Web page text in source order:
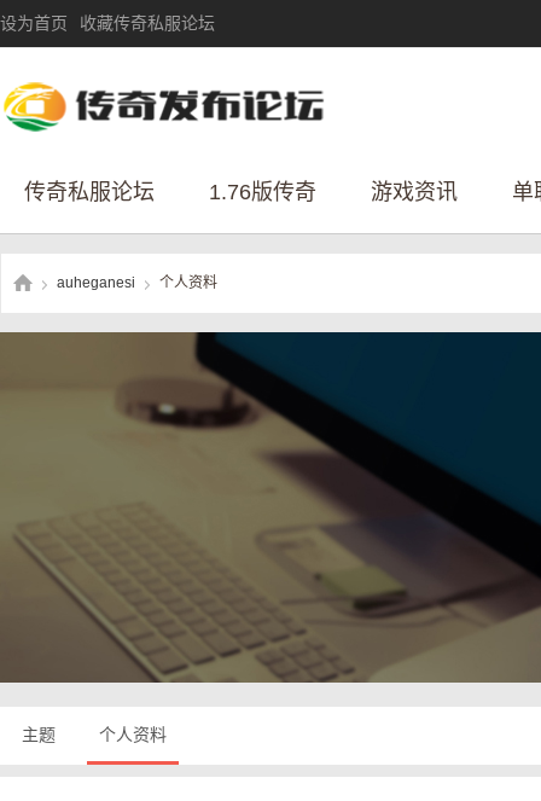
设为首页 收藏传奇私服论坛
传奇私服论坛 1.76版传奇 游戏资讯 单
auheganesi 个人资料
主题 个人资料